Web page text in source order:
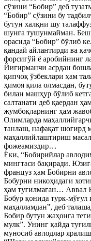
сўзини “Бобир” деб
“Бобир” сўзини бу
бутун халқни шу
шунга тушунмайман. Беш
орасида “Бобир” бўлиб
қандай айлантирди ва
форсигўй ё аробийнинг
Йигирманчи асрдан
қипчоқ ўзбеклари ҳам
ҳимоя қила олмасдан,
билан машҳур бўлиб
салтанати деб қаердан
жумбоқларнинг ҳам
Олимларда
танлаш, нафақат шогирд
маҳаллийлаштириш
фожеамиздир…
Ёки, “Бобирийлар
мингтаси бақиради.
француз ҳам Бобирни
Бобурни никоҳидаги
ҳам туғилмаган… Аввал
Бобур қонида турк-
маҳалламдан”, деб
Бобир бутун жаҳонга
мулк”. Унинг қайда
муносиб авлодлар